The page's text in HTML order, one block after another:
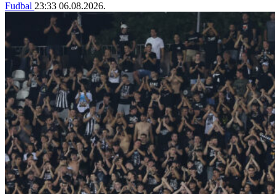
Fudbal 23:33 06.08.2026.